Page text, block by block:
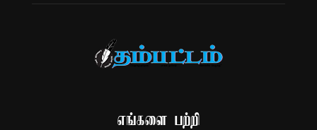
எங்களை பற்றி